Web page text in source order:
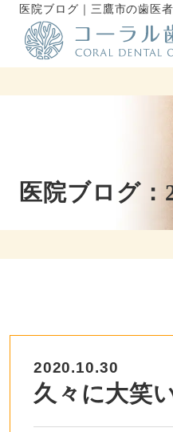
医院ブログ｜三鷹市の歯医
医院ブログ：
2020.10.30
久々に大笑